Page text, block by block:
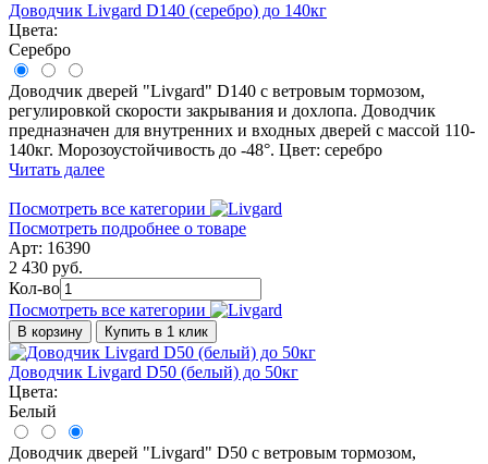
Доводчик Livgard D140 (серебро) до 140кг
Цвета:
Серебро
Доводчик дверей "Livgard" D140 с ветровым тормозом,
регулировкой скорости закрывания и дохлопа. Доводчик
предназначен для внутренних и входных дверей с массой 110-
140кг. Морозоустойчивость до -48°. Цвет: серебро
Читать далее
Посмотреть все категории
Посмотреть подробнее о товаре
Арт: 16390
2 430 руб.
Кол-во
Посмотреть все категории
В корзину Купить в 1 клик
Доводчик Livgard D50 (белый) до 50кг
Цвета:
Белый
Доводчик дверей "Livgard" D50 с ветровым тормозом,